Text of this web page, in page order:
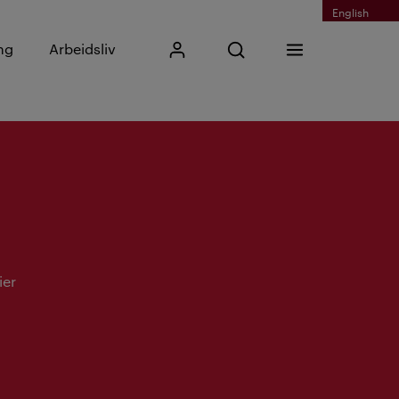
English
Arbeidsliv Mitt KristianiaÅpne søk
Skriv inn søkefrase
Søk
Meny